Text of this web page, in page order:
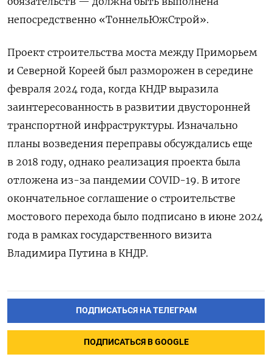
непосредственно «ТоннельЮжСтрой».
Проект строительства моста между Приморьем
и Северной Кореей был разморожен в середине
февраля 2024 года, когда КНДР выразила
заинтересованность в развитии двусторонней
транспортной инфраструктуры. Изначально
планы возведения переправы обсуждались еще
в 2018 году, однако реализация проекта была
отложена из-за пандемии COVID-19. В итоге
окончательное соглашение о строительстве
мостового перехода было подписано в июне 2024
года в рамках государственного визита
Владимира Путина в КНДР.
ПОДПИСАТЬСЯ НА ТЕЛЕГРАМ
ПОДПИСАТЬСЯ В GOOGLE